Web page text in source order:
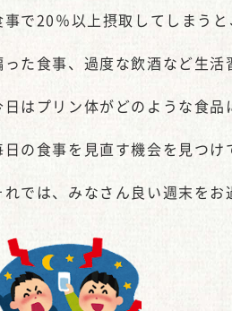
事で20％以上摂取してしまう
った食事、過度な飲酒など生活
日はプリン体がどのような食品
日の食事を見直す機会を見つけ
れでは、みなさん良い週末をお